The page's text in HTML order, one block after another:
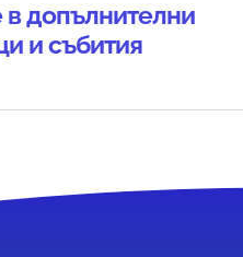
допълнителни
и събития